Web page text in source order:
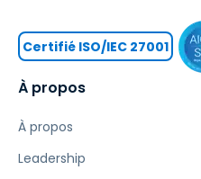
À propos
À propos
Leadership
Certifié ISO/IEC 27001